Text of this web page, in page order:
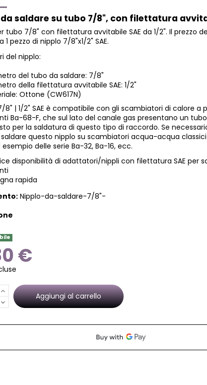
saldare su tubo 7/8", con filettatura
tubo 7/8" con filettatura avvitabile SAE da 1/2". Il prezzo
1 pezzo di nipplo 7/8"x1/2" SAE.
del nipplo:
del tubo da saldare: 7/8"
della filettatura avvitabile SAE: 1/2"
Ottone (CW617N)
8" | 1/2" SAE è compatibile con gli scambiatori di calore a
Ba-68-F, che sul lato del canale gas presentano un
per la saldatura di questo tipo di raccordo. Se
saldare questo nipplo su scambiatori acqua-acqua
esempio delle serie Ba-32, Ba-16, ecc.
disponibilità di adattatori/nippli con filettatura SAE per
rapida
Nipplo-da-saldare-7/8"-
€
Aggiungi al carrello